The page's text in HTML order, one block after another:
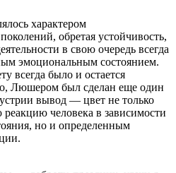
характером
обретая устойчивость,
в свою очередь всегда
эмоциональным состоянием.
всегда было и остается
Люшером был сделан еще один
вывод — цвет не только
человека в зависимости
но и определенным